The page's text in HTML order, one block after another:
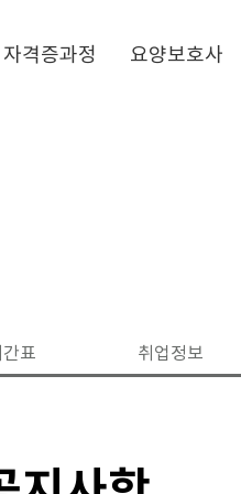
자격증과정 요양보호사
표 취업정보